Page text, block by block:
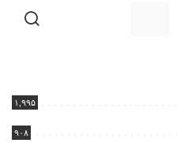
۱,۹۹۵
۹۰۸